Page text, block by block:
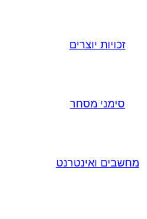
זכויות יוצרים
סימני מסחר
מחשבים ואינטרנט